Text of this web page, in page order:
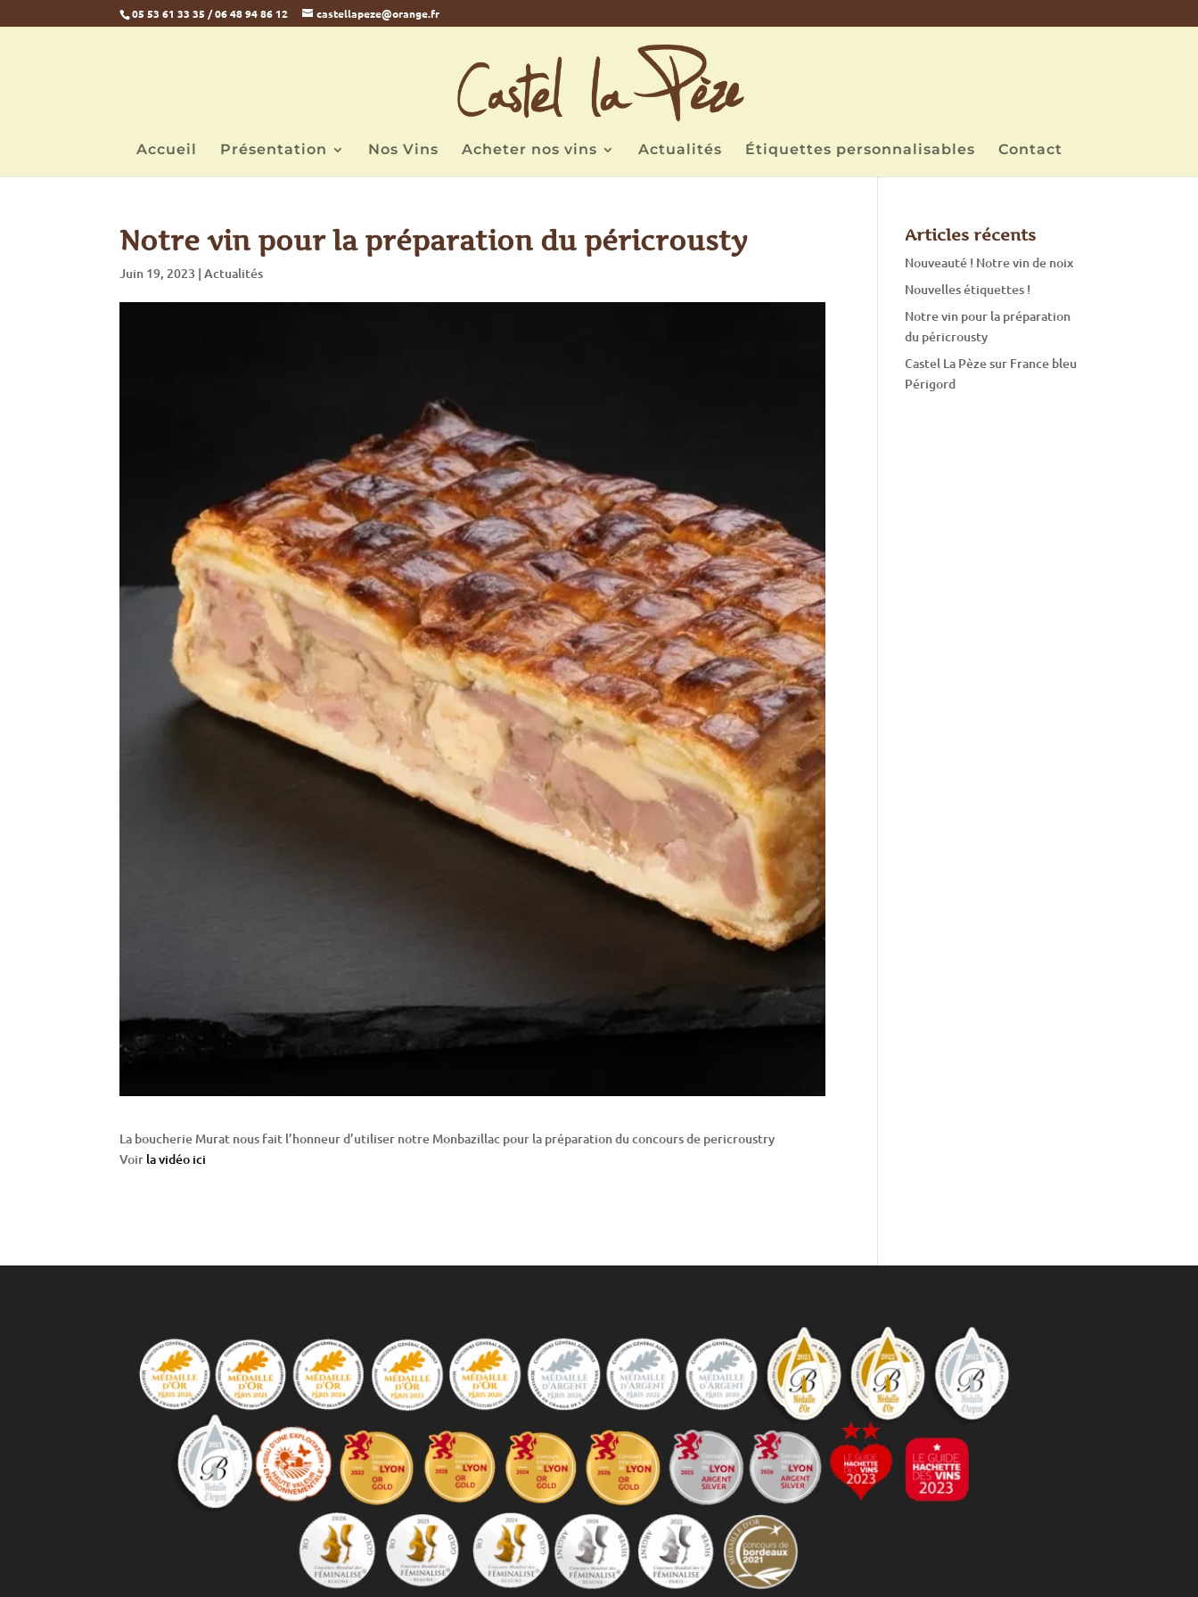
05 53 61 33 35 / 06 48 94 86 12 castellapeze@orange.fr
Accueil Présentation Nos Vins Acheter nos vins Actualités Étiquettes personnalisables Contact
Notre vin pour la préparation du péricrousty
Juin 19, 2023 |Actualités
La boucherie Murat nous fait l’honneur d’utiliser notre Monbazillac pour la préparation du concours de pericroustry
Voir la vidéo ici
Articles récents
Nouveauté ! Notre vin de noix
Nouvelles étiquettes !
Notre vin pour la préparation
du péricrousty
Castel La Pèze sur France bleu
Périgord